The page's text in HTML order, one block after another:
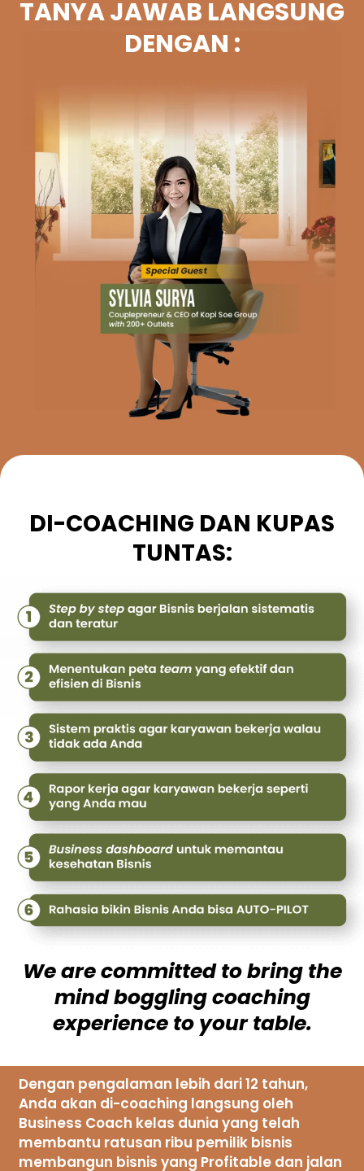
TANYA JAWAB LANGSUNG
DENGAN :
DI-COACHING DAN KUPAS
TUNTAS:
We are committed to bring the
mind boggling coaching
experience to your table.
Dengan pengalaman lebih dari 12 tahun,
Anda akan di-coaching langsung oleh
Business Coach kelas dunia yang telah
membantu ratusan ribu pemilik bisnis
membangun bisnis yang Profitable dan jalan